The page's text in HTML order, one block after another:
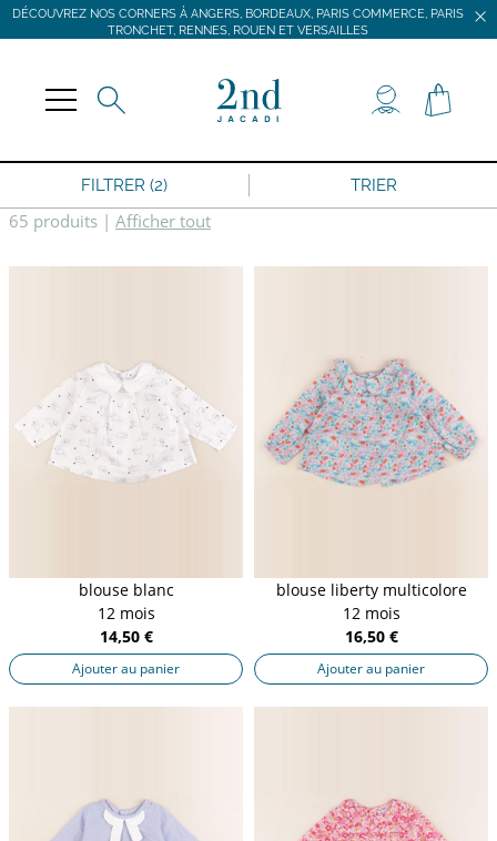
DÉCOUVREZ NOS CORNERS À ANGERS, BORDEAUX, PARIS COMMERCE, PARIS
TRONCHET, RENNES, ROUEN ET VERSAILLES
DÉCOUVREZ NOS CORNERS À ANGERS, BORDEAUX, PARIS COMMERCE, PARIS
TRONCHET, RENNES, ROUEN ET VERSAILLES
FILTRER (2) TRIER
65 produits | Afficher tout
blouse blanc
12 mois
14,50 €
Ajouter au panier
blouse liberty multicolore
12 mois
16,50 €
Ajouter au panier